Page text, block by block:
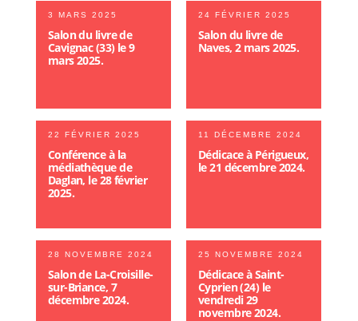
3 MARS 2025
Salon du livre de
Cavignac (33) le 9
mars 2025.
24 FÉVRIER 2025
Salon du livre de
Naves, 2 mars 2025.
22 FÉVRIER 2025
Conférence à la
médiathèque de
Daglan, le 28 février
2025.
11 DÉCEMBRE 2024
Dédicace à Périgueux,
le 21 décembre 2024.
28 NOVEMBRE 2024
Salon de La-Croisille-
sur-Briance, 7
décembre 2024.
25 NOVEMBRE 2024
Dédicace à Saint-
Cyprien (24) le
vendredi 29
novembre 2024.